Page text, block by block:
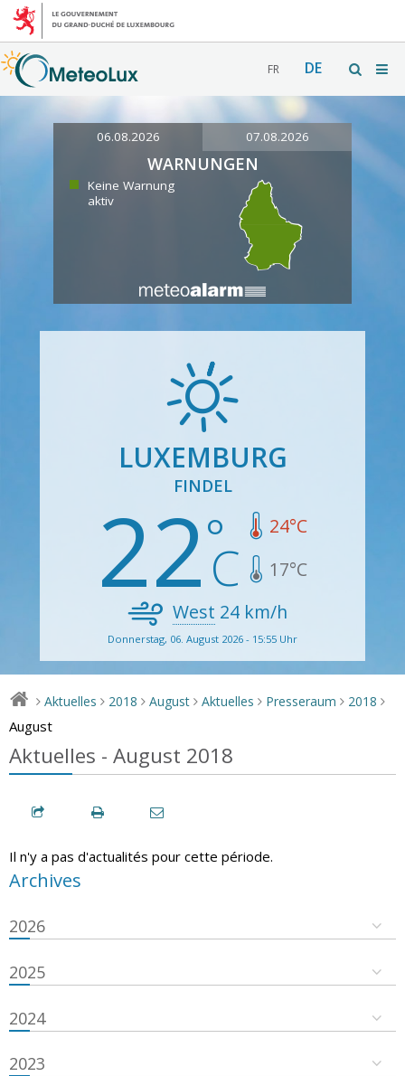
FR DE
06.08.2026 07.08.2026
WARNUNGEN
Keine Warnung
aktiv
LUXEMBURG
FINDEL
22 24°C
17°C
West 24 km/h
Donnerstag, 06. August 2026 - 15:55 Uhr
> Aktuelles > 2018 > August > Aktuelles > Presseraum > 2018 >
August
Aktuelles - August 2018
Il n'y a pas d'actualités pour cette période.
Archives
2026
2025
2024
2023